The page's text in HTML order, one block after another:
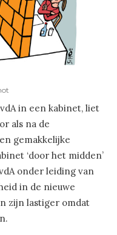
in een kabinet, liet
als na de
gemakkelijke
‘door het midden’
onder leiding van
in de nieuwe
zijn lastiger omdat